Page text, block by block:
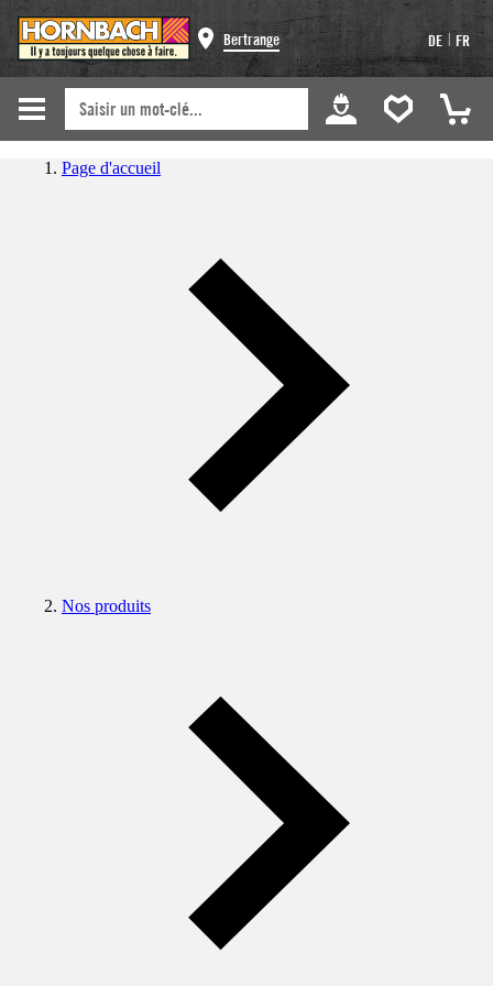
Bertrange DE | FR
Page d'accueil
Nos produits